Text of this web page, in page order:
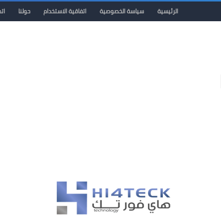
الرئيسية سياسة الخصوصية اتفاقية الاستخدام حولنا